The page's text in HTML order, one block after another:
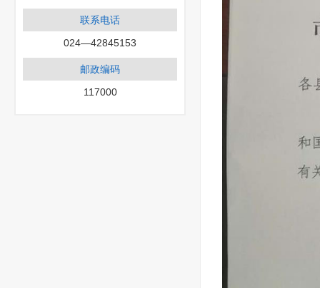
联系电话
024—42845153
邮政编码
117000